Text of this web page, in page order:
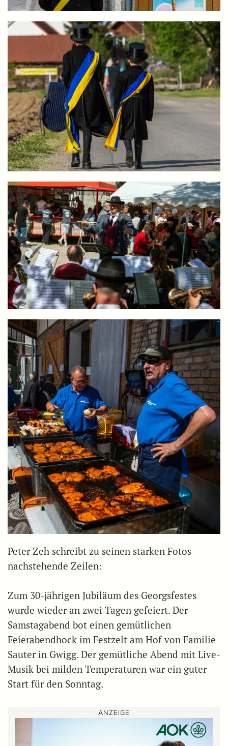
Peter Zeh schreibt zu seinen starken Fotos
nachstehende Zeilen:
Zum 30-jährigen Jubiläum des Georgsfestes
wurde wieder an zwei Tagen gefeiert. Der
Samstagabend bot einen gemütlichen
Feierabendhock im Festzelt am Hof von Familie
Sauter in Gwigg. Der gemütliche Abend mit Live-
Musik bei milden Temperaturen war ein guter
Start für den Sonntag.
ANZEIGE